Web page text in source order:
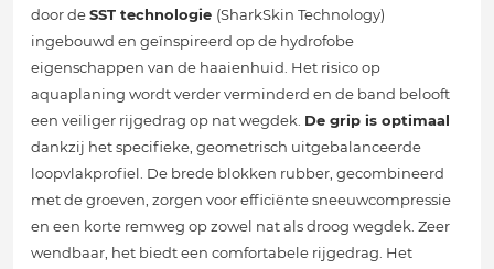
door deSST technologie (SharkSkin Technology)
ingebouwd en geïnspireerd op de hydrofobe
eigenschappen van de haaienhuid. Het risico op
aquaplaning wordt verder verminderd en de band belooft
een veiliger rijgedrag op nat wegdek. De grip is optimaal
dankzij het specifieke, geometrisch uitgebalanceerde
loopvlakprofiel. De brede blokken rubber, gecombineerd
met de groeven, zorgen voor efficiënte sneeuwcompressie
en een korte remweg op zowel nat als droog wegdek. Zeer
wendbaar, het biedt een comfortabele rijgedrag. Het